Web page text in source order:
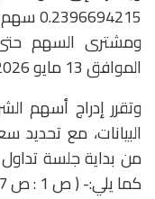
ومشترى السهم حتى
الموافق 13 مايو 2026.
وتقرر إدراج أسهم
البيانات، مع
كما يلي:- ( ص 1 : ص 17 ) 300,000,000 سهم.